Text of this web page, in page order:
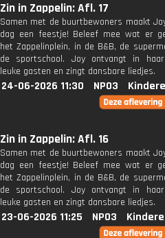
Zin in Zappelin: Afl. 17
Samen met de buurtbewoners maakt
dag een feestje! Beleef mee wat er
het Zappelinplein, in de B&B, de
de sportschool. Joy ontvangt in
leuke gasten en zingt dansbare liedjes.
24-06-2026 11:30 NPO3
Zin in Zappelin: Afl. 16
Samen met de buurtbewoners maakt
dag een feestje! Beleef mee wat er
het Zappelinplein, in de B&B, de
de sportschool. Joy ontvangt in
leuke gasten en zingt dansbare liedjes.
23-06-2026 11:25 NPO3